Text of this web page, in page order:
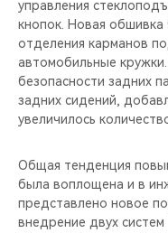
управления
кнопок. Новая
отделения карманов
автомобильные
безопасности задних
задних сидений,
увеличилось
Общая тенденция
была воплощена и в
представлено новое
внедрение двух систем